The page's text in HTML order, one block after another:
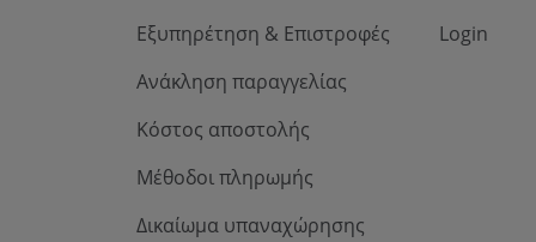
Εξυπηρέτηση & Επιστροφές
Ανάκληση παραγγελίας
Κόστος αποστολής
Μέθοδοι πληρωμής
Δικαίωμα υπαναχώρησης
Login